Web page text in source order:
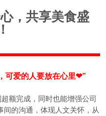
，共享美食盛
可爱的人要放在心里❤”
额完成，同时也能增强公司
的沟通，体现人文关怀，从